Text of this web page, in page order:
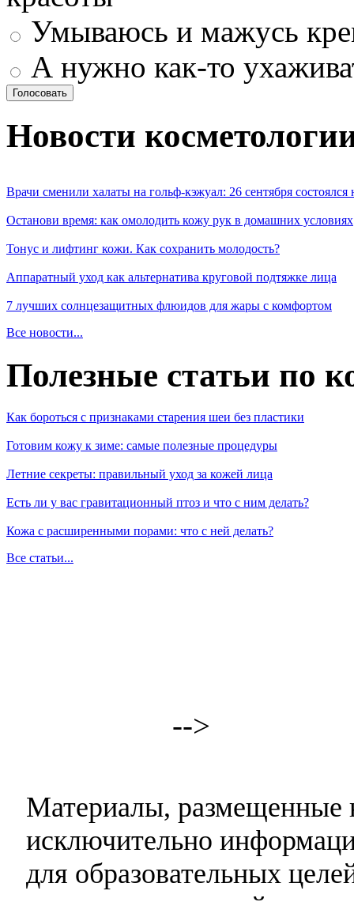
Умываюсь и мажусь
А нужно как-то
Новости
Врачи сменили халаты на гольф-кэжуал: 26 сентября
Останови время: как омолодить кожу рук в домашних условиях
Тонус и лифтинг кожи. Как сохранить молодость?
Аппаратный уход как альтернатива круговой подтяжке лица
7 лучших солнцезащитных флюидов для жары с комфортом
Все новости...
Полезные статьи по
Как бороться с признаками старения шеи без пластики
Готовим кожу к зиме: самые полезные процедуры
Летние секреты: правильный уход за кожей лица
Есть ли у вас гравитационный птоз и что с ним делать?
Кожа с расширенными порами: что с ней делать?
Все статьи...
-->
Материалы, размещенные
исключительно
для образовательных